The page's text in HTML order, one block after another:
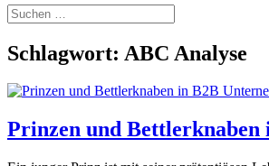
Suchen
nach:
Schlagwort: ABC Analyse
Prinzen und Bettlerknaben